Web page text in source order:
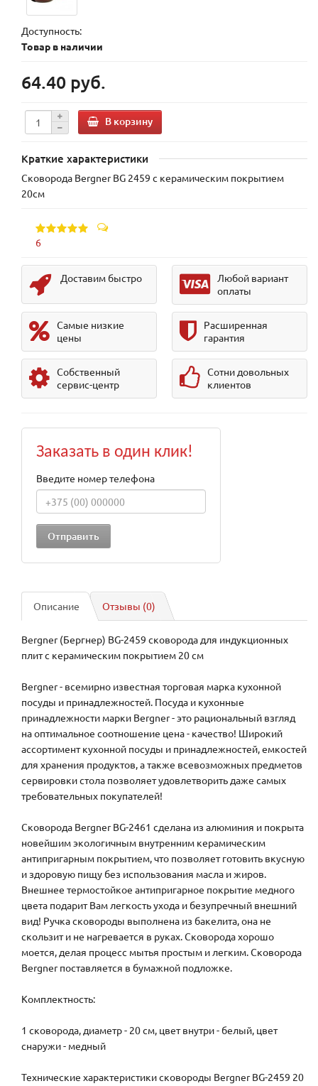
Доступность:
Товар в наличии
64.40 руб.
В корзину
Краткие характеристики
Сковорода Bergner BG 2459 с керамическим покрытием
20см
6
Доставим быстро
Любой вариант
оплаты
Самые низкие
цены
Расширенная
гарантия
Собственный
сервис-центр
Сотни довольных
клиентов
Заказать в один клик!
Введите номер телефона
Описание Отзывы (0)
Bergner (Бергнер) BG-2459 сковорода для индукционных
плит с керамическим покрытием 20 см
Bergner - всемирно известная торговая марка кухонной
посуды и принадлежностей. Посуда и кухонные
принадлежности марки Bergner - это рациональный взгляд
на оптимальное соотношение цена - качество! Широкий
ассортимент кухонной посуды и принадлежностей, емкостей
для хранения продуктов, а также всевозможных предметов
сервировки стола позволяет удовлетворить даже самых
требовательных покупателей!
Сковорода Bergner BG-2461 сделана из алюминия и покрыта
новейшим экологичным внутренним керамическим
антипригарным покрытием, что позволяет готовить вкусную
и здоровую пищу без использования масла и жиров.
Внешнее термостойкое антипригарное покрытие медного
цвета подарит Вам легкость ухода и безупречный внешний
вид! Ручка сковороды выполнена из бакелита, она не
скользит и не нагревается в руках. Сковорода хорошо
моется, делая процесс мытья простым и легким. Сковорода
Bergner поставляется в бумажной подложке.
Комплектность:
1 сковорода, диаметр - 20 см, цвет внутри - белый, цвет
снаружи - медный
Технические характеристики сковороды Bergner BG-2459 20